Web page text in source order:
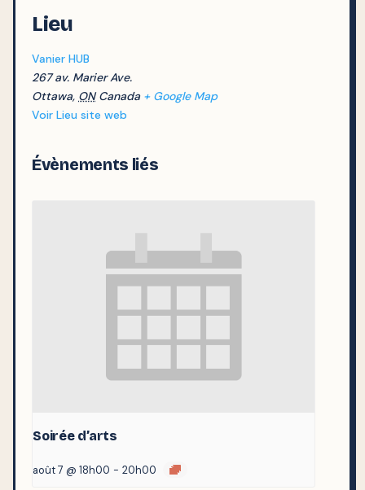
Lieu
Vanier HUB
267 av. Marier Ave.
Ottawa, ON Canada + Google Map
Voir Lieu site web
Évènements liés
Soirée d’arts
août 7 @ 18h00 - 20h00